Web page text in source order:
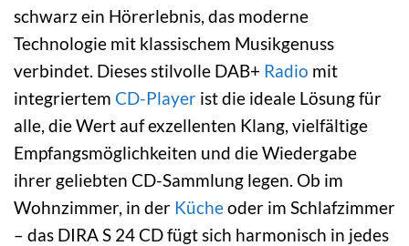
schwarz ein Hörerlebnis, das moderne
Technologie mit klassischem Musikgenuss
verbindet. Dieses stilvolle DAB+ Radio mit
integriertem CD-Player ist die ideale Lösung für
alle, die Wert auf exzellenten Klang, vielfältige
Empfangsmöglichkeiten und die Wiedergabe
ihrer geliebten CD-Sammlung legen. Ob im
Wohnzimmer, in der Kücheoder im Schlafzimmer
– das DIRA S 24 CD fügt sich harmonisch in jedes